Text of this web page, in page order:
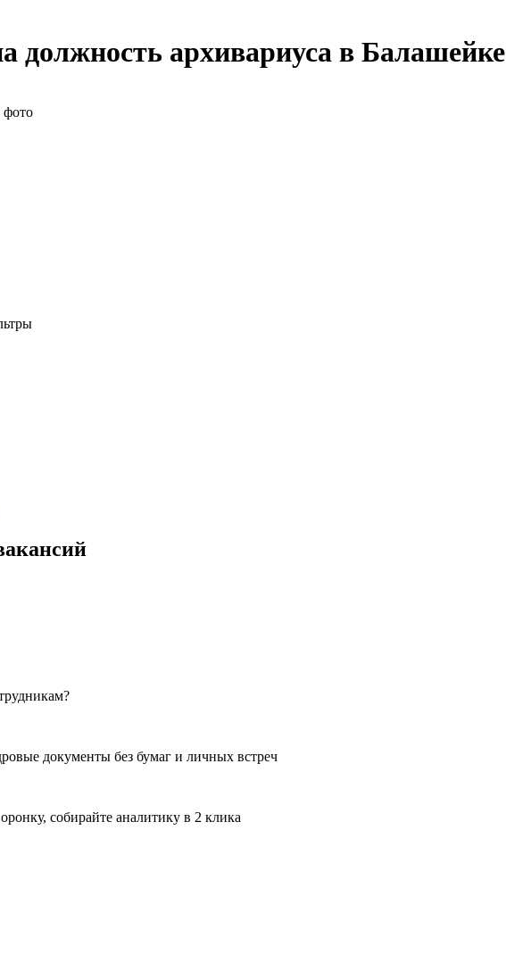
должность архивариуса в Балашейке
фото
документы без бумаг и личных встреч
собирайте аналитику в 2 клика